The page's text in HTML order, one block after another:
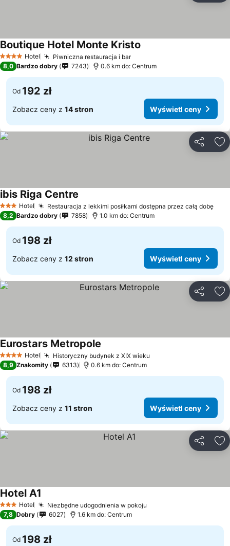
4 KategoriaHotel Piwniczna restauracja i bar
Boutique Hotel Monte Kristo
8,0 Bardzo dobry 7243 0.6 km do: Centrum
Od 192 zł
Zobacz ceny z 14 stron Wyświetl ceny
3 Kategoria
Hotel Restauracja z lekkimi posiłkami dostępna przez całą dobę
ibis Riga Centre
8,2 Bardzo dobry 7858 1.0 km do: Centrum
Od 198 zł
Zobacz ceny z 12 stron Wyświetl ceny
4 KategoriaHotel Historyczny budynek z XIX wieku
Eurostars Metropole
8,9 Znakomity 6313 0.6 km do: Centrum
Od 198 zł
Zobacz ceny z 11 stron Wyświetl ceny
3 Kategoria
Hotel Niezbędne udogodnienia w pokoju
Hotel A1
7,8 Dobry 6027 1.6 km do: Centrum
Od 198 zł